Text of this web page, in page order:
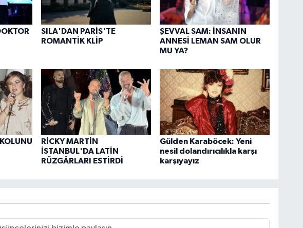
SILA'DAN PARİS'TE
ROMANTİK KLİP
ŞEVVAL SAM: İNSANIN
ANNESİ LEMAN SAM OLUR
MU YA?
RİCKY MARTİN
İSTANBUL'DA LATİN
RÜZGÂRLARI ESTİRDİ
Gülden Karaböcek: Yeni
nesil dolandırıcılıkla karşı
karşıyayız